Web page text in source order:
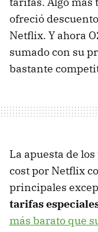
ofreció
Netflix. Y ahora
sumado con su
bastante
La apuesta de
cost por Netflix
principales
tarifas
más barato que